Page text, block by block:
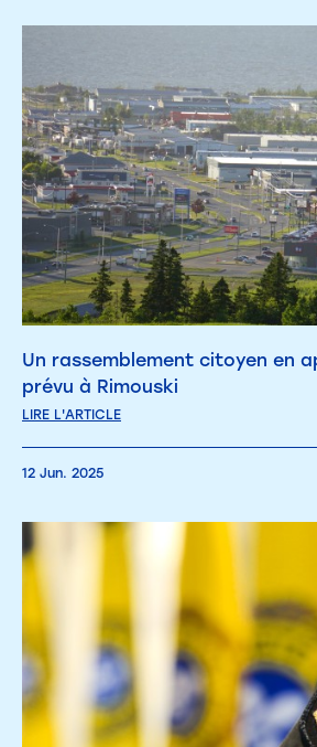
Un rassemblement citoyen en
prévu à Rimouski
LIRE L'ARTICLE
12 Jun. 2025